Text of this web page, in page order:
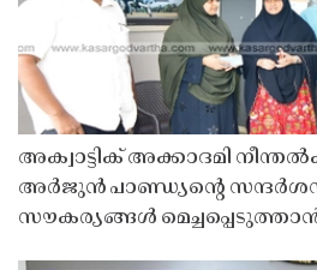
അക്വാട്ടിക് അക്കാദമി
അർജുൻ പാണ്ഡ്യൻ്റെ
സൗകര്യങ്ങൾ